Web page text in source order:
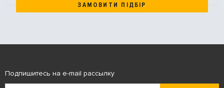
ЗАМОВИТИ ПІДБІР
Подпишитесь на e-mail рассылку